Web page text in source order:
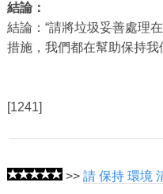
結論：
結論：“請將垃圾妥善處理
措施，我們都在幫助保持
[1241]
>> 請 保持 環境